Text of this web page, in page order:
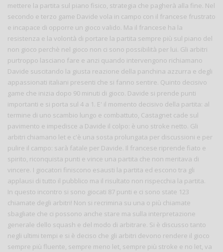
mettere la partita sul piano fisico, strategia che pagherà alla fine. Nel
secondo e terzo game Davide vola in campo con il francese frustrato
e incapace di opporre un gioco valido. Ma il francese ha la
resistenza e la volontà di portare la partita sempre più sul piano del
non gioco perchè nel gioco non ci sono possibilità per lui. Gli arbitri
purtroppo lasciano fare e anzi quando intervengono richiamano
Davide suscitando la giusta reazione della panchina azzurra e degli
appassionati italiani presenti che si fanno sentire. Quinto decisivo
game che inizia dopo 90 minuti di gioco. Davide si prende punti
importanti e si porta sul 4 a 1. E' il momento decisivo della partita: al
termine di uno scambio lungo e combattuto, Castagnet cade sul
pavimento e impedisce a Davide il colpo: è uno stroke netto. Gli
arbitri chiamano let e c'è una sosta prolungata per discussioni e per
pulire il campo: sarà fatale per Davide. Il francese riprende fiato e
spirito, riconquista punti e vince una partita che non meritava di
vincere. I giocatori finiscono esausti la partita ed escono tra gli
applausi di tutto il pubblico ma il risultato non rispecchia la partita.
In questo incontro si sono giocati 87 punti e ci sono state 123
chiamate degli arbitri! Non si recrimina su una o più chiamate
sbagliate che ci possono anche stare ma sulla interpretazione
generale dello squash e del modo di arbitrare. Si è discusso tanto
negli ultimi tempi e si è deciso che gli arbitri devono rendere il gioco
sempre più fluente, sempre meno let, sempre più stroke e no let, va